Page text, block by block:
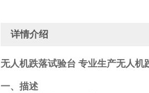
详情介绍
无人机跌落试验台 专业生产无人机
一、描述